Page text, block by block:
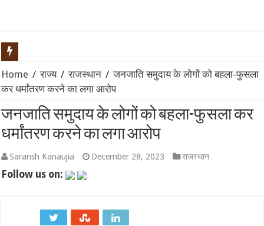
महिंद्रा ने लॉन्च किया Scorpio-N का नया अवतार: पैनोरमिक सनरूफ
गंगा पुल पर नॉन-इंटरलॉकिंग कार्य: दिल्ली-पटना-हावड़ा रूट की 845 ट्रेनें
पाकिस्तान में सियासी भूचाल: शहबाज सरकार संकट में, 21 साल के सबसे बड़े
झारखंड में JPSC-JSSC धांधली पर उग्र हुआ छात्र आंदोलन: छात्र नेता
Home / राज्य / राजस्थान / जनजाति समुदाय के लोगों को बहला-फुसला
कर धर्मांतरण करने का लगा आरोप
जनजाति समुदाय के लोगों को बहला-फुसला कर
धर्मांतरण करने का लगा आरोप
Saransh Kanaujia December 28, 2023 राजस्थान
Follow us on: